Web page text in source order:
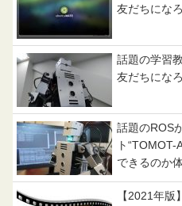
友だちにな
話題の学習
友だちにな
話題のROS
ト
できるのか
【2021年